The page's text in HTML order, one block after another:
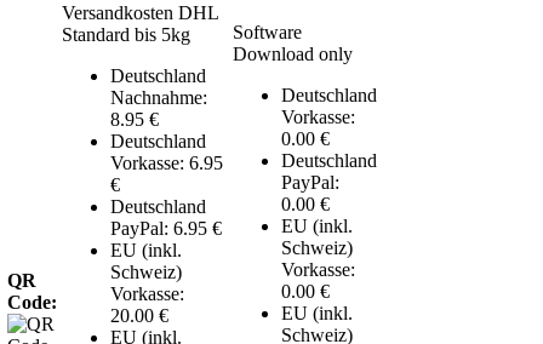
QR
Code:
Versandkosten DHL
Standard bis 5kg
Deutschland
Nachnahme:
8.95 €
Deutschland
Vorkasse: 6.95
€
Deutschland
PayPal: 6.95 €
EU (inkl.
Schweiz)
Vorkasse:
20.00 €
EU (inkl.
Software
Download only
Deutschland
Vorkasse:
0.00 €
Deutschland
PayPal:
0.00 €
EU (inkl.
Schweiz)
Vorkasse:
0.00 €
EU (inkl.
Schweiz)